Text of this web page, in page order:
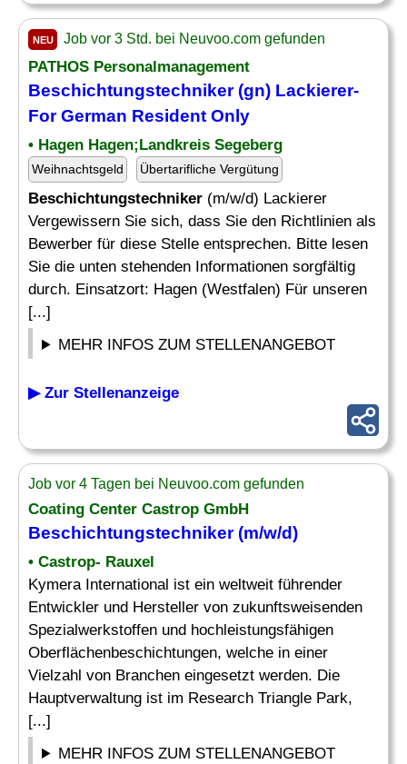
NEU Job vor 3 Std. bei Neuvoo.com gefunden
PATHOS Personalmanagement
Beschichtungstechniker(gn) Lackierer-
For German Resident Only
• Hagen Hagen;Landkreis Segeberg
Weihnachtsgeld Übertarifliche Vergütung
Beschichtungstechniker (m/w/d) Lackierer
Vergewissern Sie sich, dass Sie den Richtlinien als
Bewerber für diese Stelle entsprechen. Bitte lesen
Sie die unten stehenden Informationen sorgfältig
durch. Einsatzort: Hagen (Westfalen) Für unseren
[...]
MEHR INFOS ZUM STELLENANGEBOT
▶ Zur Stellenanzeige
Job vor 4 Tagen bei Neuvoo.com gefunden
Coating Center Castrop GmbH
Beschichtungstechniker(m/w/d)
• Castrop- Rauxel
Kymera International ist ein weltweit führender
Entwickler und Hersteller von zukunftsweisenden
Spezialwerkstoffen und hochleistungsfähigen
Oberflächenbeschichtungen, welche in einer
Vielzahl von Branchen eingesetzt werden. Die
Hauptverwaltung ist im Research Triangle Park,
[...]
MEHR INFOS ZUM STELLENANGEBOT